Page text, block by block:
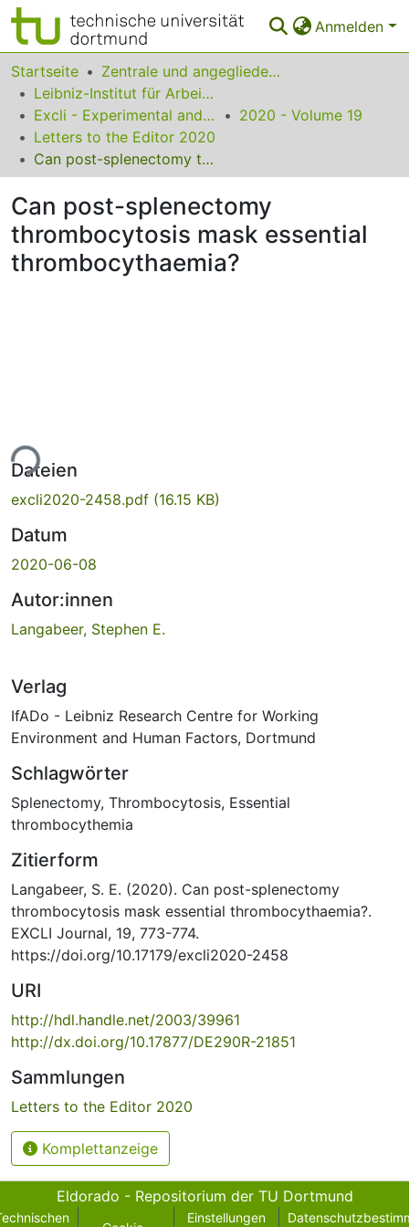
Anmelden
Bereiche & Sammlungen
Das gesamte Repositorium
Statistiken
FAQ
Leitlinien
Zurück zur Startseite
Startseite
Zentrale und angegliederte Institute
Leibniz-Institut für Arbeitsforschung an der TU Dortmund
Excli - Experimental and Clinical Sciences
2020 - Volume 19
Letters to the Editor 2020
Can post-splenectomy thrombocytosis mask essential thrombocythaemia?
Can post-splenectomy
thrombocytosis mask essential
thrombocythaemia?
Dateien
excli2020-2458.pdf (16.15 KB)
Datum
2020-06-08
Autor:innen
Langabeer, Stephen E.
Verlag
IfADo - Leibniz Research Centre for Working
Environment and Human Factors, Dortmund
Schlagwörter
Splenectomy, Thrombocytosis, Essential
thrombocythemia
Zitierform
Langabeer, S. E. (2020). Can post-splenectomy
thrombocytosis mask essential thrombocythaemia?.
EXCLI Journal, 19, 773-774.
https://doi.org/10.17179/excli2020-2458
URI
http://hdl.handle.net/2003/39961
http://dx.doi.org/10.17877/DE290R-21851
Sammlungen
Letters to the Editor 2020
Komplettanzeige
Eldorado - Repositorium der TU Dortmund
Einstellungen